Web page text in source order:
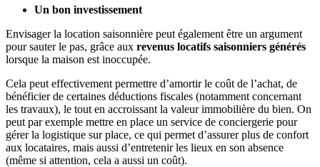
Un bon investissement
Envisager la location saisonnière peut également être un argument
pour sauter le pas, grâce aux revenus locatifs saisonniers générés
lorsque la maison est inoccupée.
Cela peut effectivement permettre d’amortir le coût de l’achat, de
bénéficier de certaines déductions fiscales (notamment concernant
les travaux), le tout en accroissant la valeur immobilière du bien. On
peut par exemple mettre en place un service de conciergerie pour
gérer la logistique sur place, ce qui permet d’assurer plus de confort
aux locataires, mais aussi d’entretenir les lieux en son absence
(même si attention, cela a aussi un coût).